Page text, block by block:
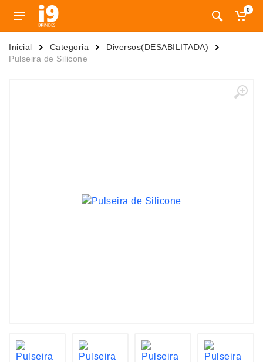
0
Inicial Categoria
Diversos(DESABILITADA)
Pulseira de Silicone